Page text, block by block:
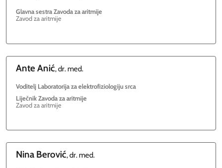
Glavna sestra Zavoda za aritmije
Zavod za aritmije
AnteAnić, dr. med.
Voditelj Laboratorija za elektrofiziologiju srca
Liječnik Zavoda za aritmije
Zavod za aritmije
Nina Berović, dr. med.